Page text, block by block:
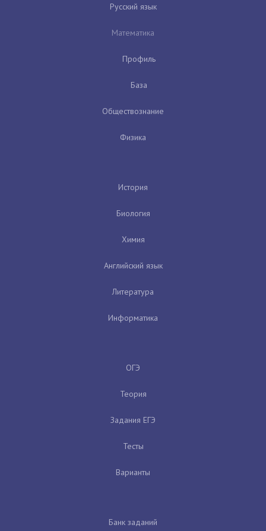
Русский язык
Математика
Профиль
База
Обществознание
Физика
История
Биология
Химия
Английский язык
Литература
Информатика
ОГЭ
Теория
Задания ЕГЭ
Тесты
Варианты
Банк заданий